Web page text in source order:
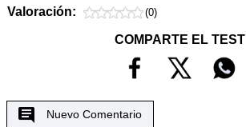
Valoración: (0)
COMPARTE EL TEST
Nuevo Comentario